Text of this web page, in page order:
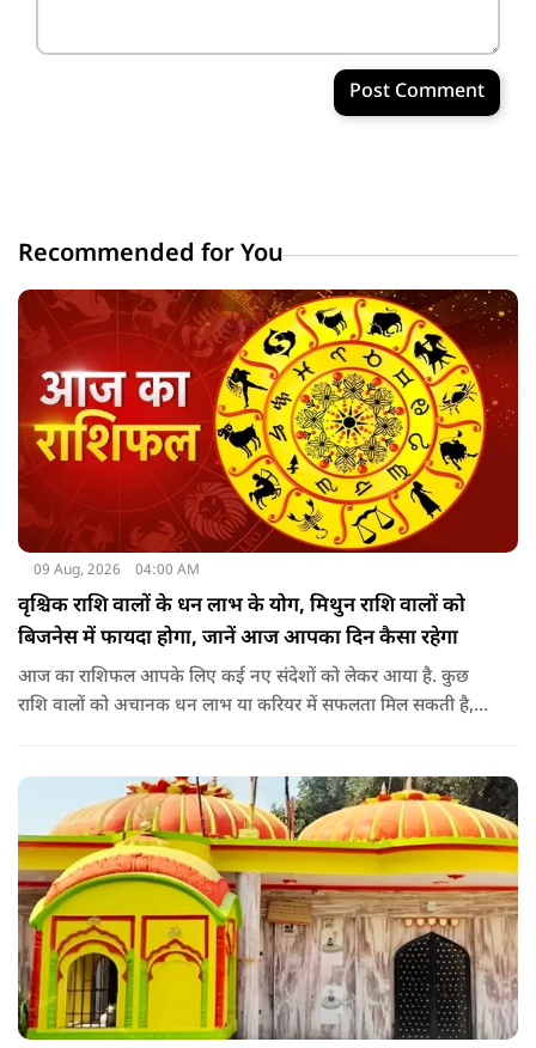
Post Comment
Recommended for You
09 Aug, 2026 04:00 AM
वृश्चिक राशि वालों के धन लाभ के योग, मिथुन राशि वालों को
बिजनेस में फायदा होगा, जानें आज आपका दिन कैसा रहेगा
आज का राशिफल आपके लिए कई नए संदेशों को लेकर आया है. कुछ
राशि वालों को अचानक धन लाभ या करियर में सफलता मिल सकती है,
सकता है.